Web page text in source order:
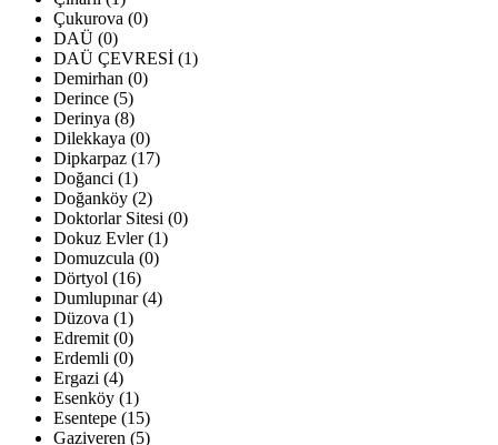
Çukurova (0)
DAÜ (0)
DAÜ ÇEVRESİ (1)
Demirhan (0)
Derince (5)
Derinya (8)
Dilekkaya (0)
Dipkarpaz (17)
Doğanci (1)
Doğanköy (2)
Doktorlar Sitesi (0)
Dokuz Evler (1)
Domuzcula (0)
Dörtyol (16)
Dumlupınar (4)
Düzova (1)
Edremit (0)
Erdemli (0)
Ergazi (4)
Esenköy (1)
Esentepe (15)
Gaziveren (5)